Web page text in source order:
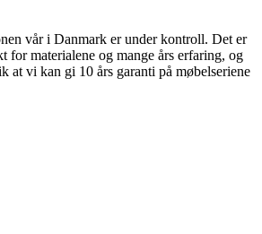
vår i Danmark er under kontroll. Det er
for materialene og mange års erfaring, og
at vi kan gi 10 års garanti på møbelseriene